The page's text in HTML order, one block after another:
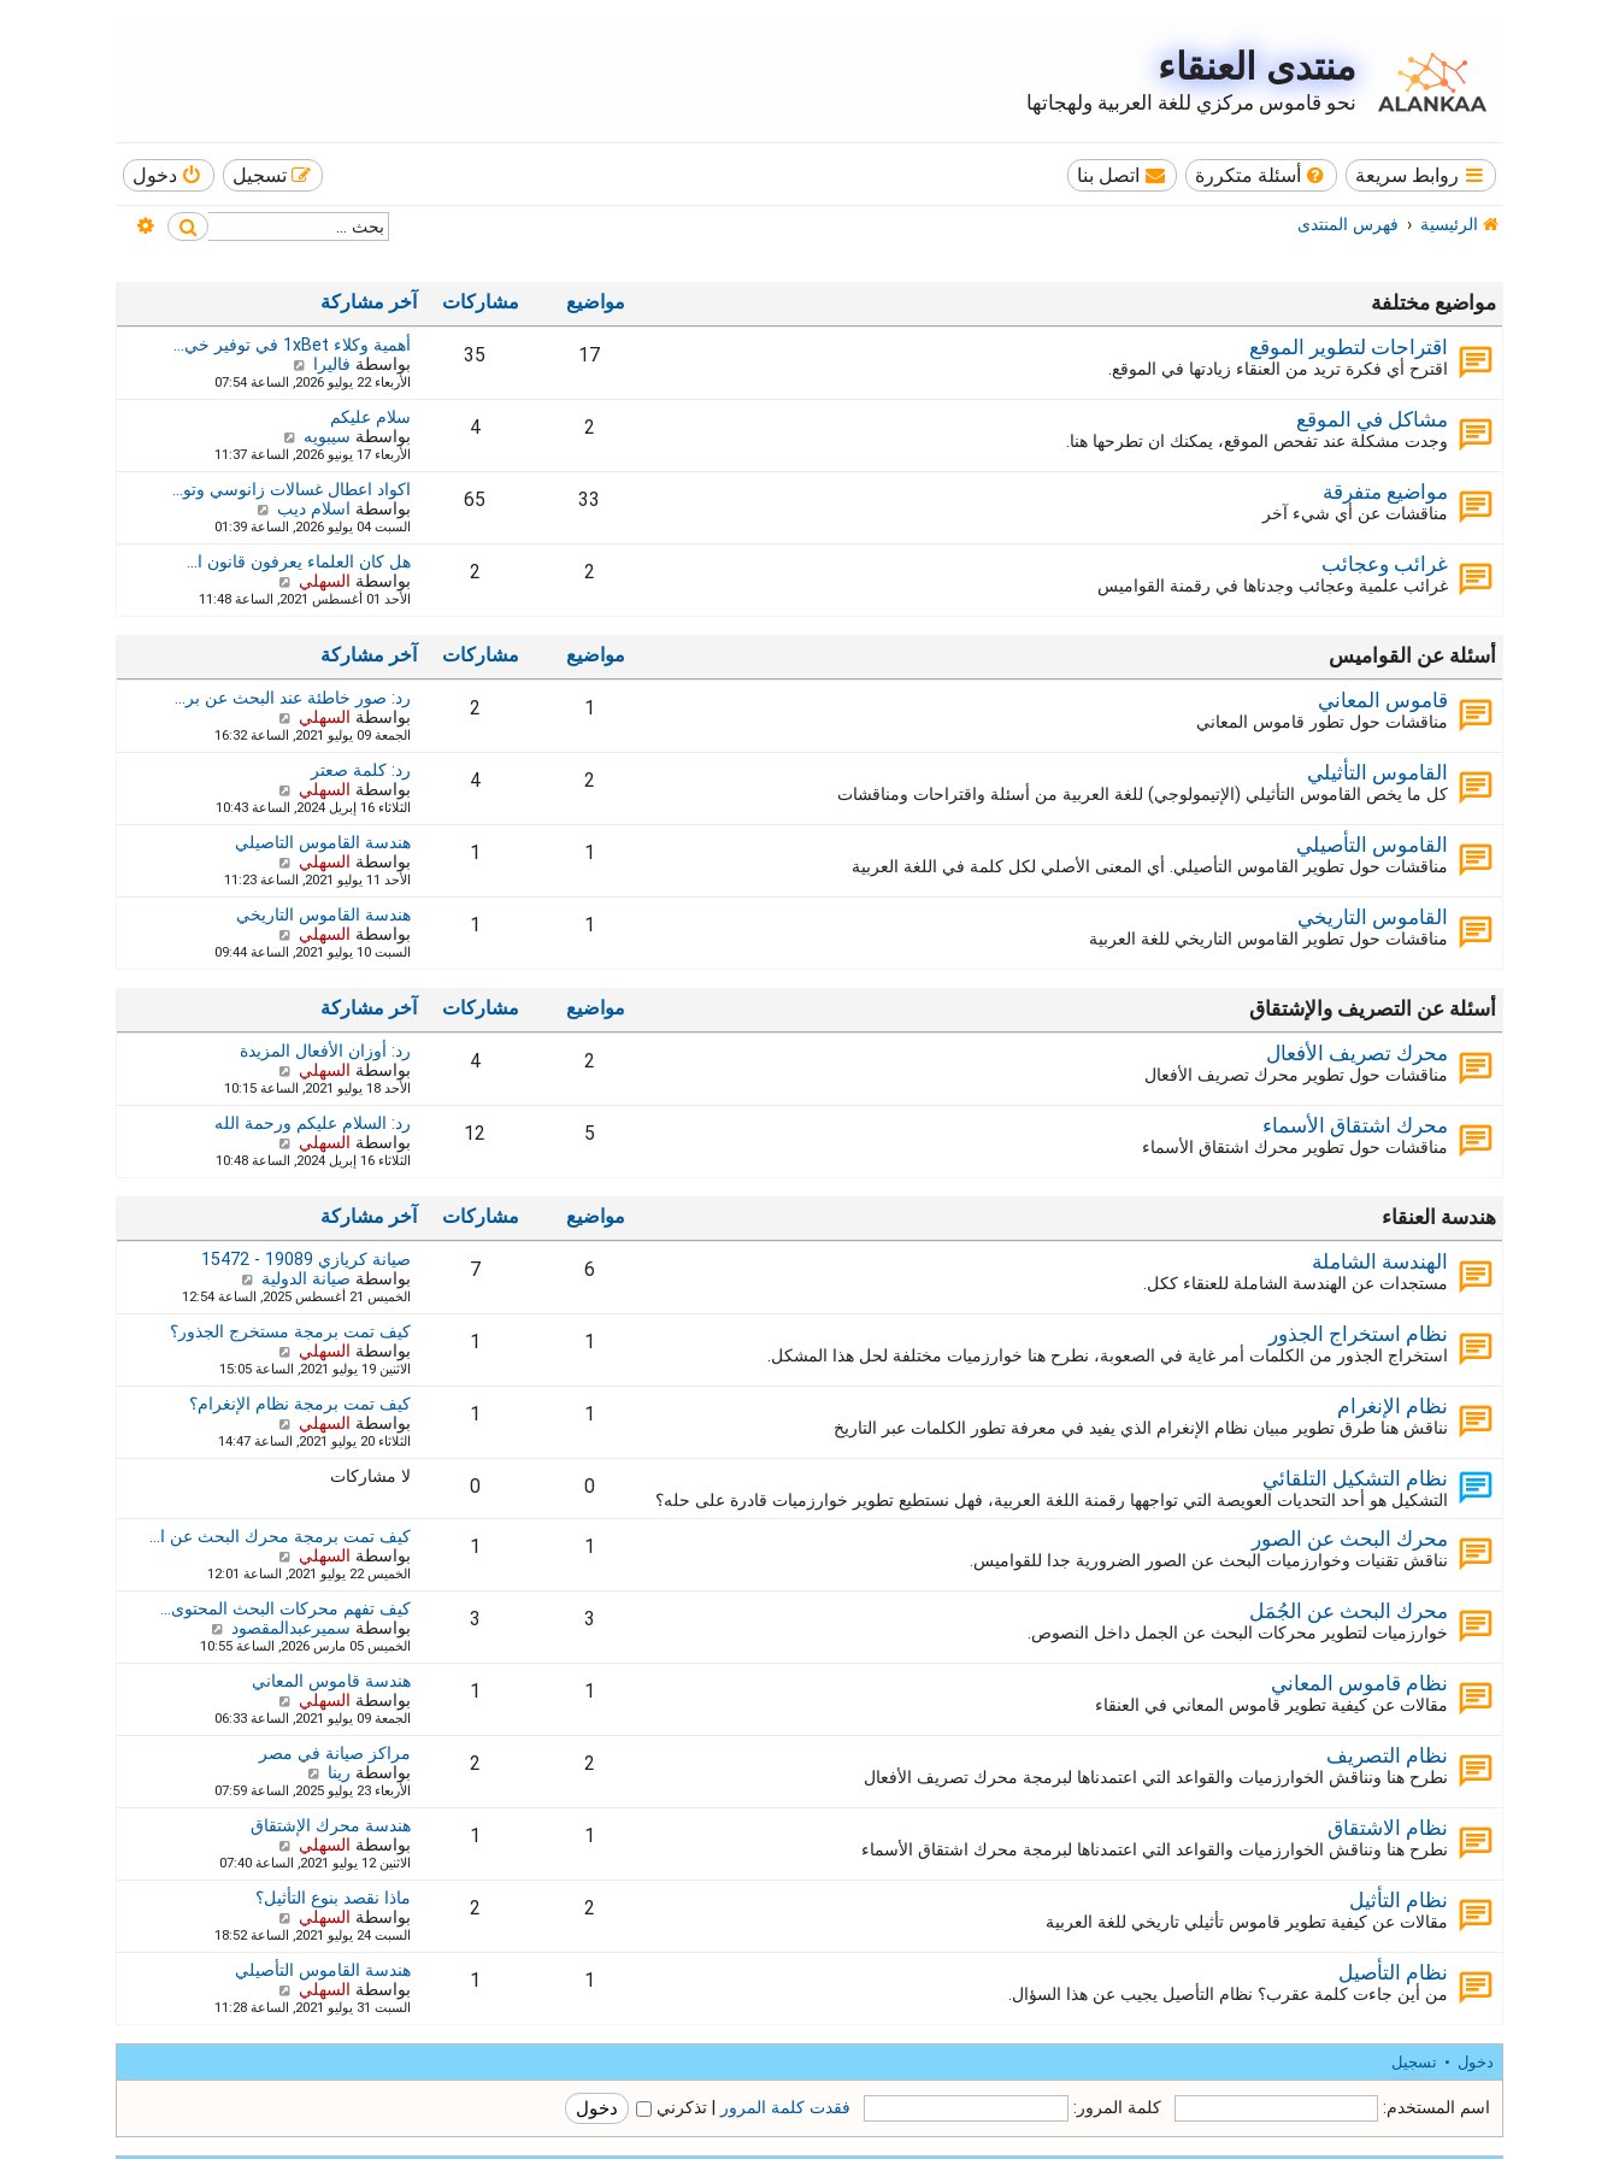
منتدى العنقاء
نحو قاموس مركزي للغة العربية ولهجاتها
روابط سريعة أسئلة متكررة اتصل بنا دخول تسجيل
الرئيسية فهرس المنتدى بحث
مواضيع مختلفة مواضيع مشاركات آخر مشاركة
اقتراحات لتطوير الموقع
اقترح أي فكرة تريد من العنقاء زيادتها في الموقع.
17
35
أهمية وكلاء 1xBet في توفير خي…
بواسطة فاليرا
ا
آ
خ
ر
ش
ر
ك
ة
الأربعاء 22 يوليو 2026, الساعة 07:54
مشاكل في الموقع
وجدت مشكلة عند تفحص الموقع، يمكنك ان تطرحها هنا.
2
4
سلام عليكم
بواسطة سيبويه
ا
د
آ
خ
ر
م
ش
الأربعاء 17 يونيو 2026, الساعة 11:37
مواضيع متفرقة
مناقشات عن أي شيء آخر
33
65
اكواد اعطال غسالات زانوسي وتو…
بواسطة اسلام ديب
ا
د
آ
خ
ا
ر
ة
السبت 04 يوليو 2026, الساعة 01:39
غرائب وعجائب
غرائب علمية وعجائب وجدناها في رقمنة القواميس
2
2
هل كان العلماء يعرفون قانون ا…
بواسطة السهلي
ا
خ
ر
ش
ة
الأحد 01 أغسطس 2021, الساعة 11:48
أسئلة عن القواميس مواضيع مشاركات آخر مشاركة
قاموس المعاني
مناقشات حول تطور قاموس المعاني
1
2
رد: صور خاطئة عند البحث عن بر…
بواسطة السهلي
ا
خ
ر
ش
ر
ة
الجمعة 09 يوليو 2021, الساعة 16:32
القاموس التأثيلي
كل ما يخص القاموس التأثيلي (الإتيمولوجي) للغة العربية من أسئلة واقتراحات ومناقشات
2
4
رد: كلمة صعتر
بواسطة السهلي
ا
ه
د
آ
خ
ر
م
ش
الثلاثاء 16 إبريل 2024, الساعة 10:43
القاموس التأصيلي
مناقشات حول تطوير القاموس التأصيلي. أي المعنى الأصلي لكل كلمة في اللغة العربية
1
1
هندسة القاموس التاصيلي
بواسطة السهلي
ا
ه
د
خ
ا
ر
ة
الأحد 11 يوليو 2021, الساعة 11:23
القاموس التاريخي
مناقشات حول تطوير القاموس التاريخي للغة العربية
1
1
هندسة القاموس التاريخي
بواسطة السهلي
ا
خ
ر
ش
ر
ة
السبت 10 يوليو 2021, الساعة 09:44
أسئلة عن التصريف والإشتقاق مواضيع مشاركات آخر مشاركة
محرك تصريف الأفعال
مناقشات حول تطوير محرك تصريف الأفعال
2
4
رد: أوزان الأفعال المزيدة
بواسطة السهلي
ا
د
خ
ا
ر
ك
ة
الأحد 18 يوليو 2021, الساعة 10:15
محرك اشتقاق الأسماء
مناقشات حول تطوير محرك اشتقاق الأسماء
5
12
رد: السلام عليكم ورحمة الله
بواسطة السهلي
ا
خ
ر
م
ش
ر
ة
الثلاثاء 16 إبريل 2024, الساعة 10:48
هندسة العنقاء مواضيع مشاركات آخر مشاركة
الهندسة الشاملة
مستجدات عن الهندسة الشاملة للعنقاء ككل.
6
7
صيانة كريازي 19089 - 15472
بواسطة صيانة الدولية
ا
د
خ
ر
م
ش
الخميس 21 أغسطس 2025, الساعة 12:54
نظام استخراج الجذور
استخراج الجذور من الكلمات أمر غاية في الصعوبة، نطرح هنا خوارزميات مختلفة لحل هذا المشكل.
1
1
كيف تمت برمجة مستخرج الجذور؟
بواسطة السهلي
ا
ه
د
خ
ر
ك
ة
الاثنين 19 يوليو 2021, الساعة 15:05
نظام الإنغرام
نناقش هنا طرق تطوير مبيان نظام الإنغرام الذي يفيد في معرفة تطور الكلمات عبر التاريخ
1
1
كيف تمت برمجة نظام الإنغرام؟
بواسطة السهلي
ا
ر
ش
ا
ر
ك
الثلاثاء 20 يوليو 2021, الساعة 14:47
نظام التشكيل التلقائي
التشكيل هو أحد التحديات العويصة التي تواجهها رقمنة اللغة العربية، فهل نستطيع تطوير خوارزميات قادرة على حله؟
0
0 لا مشاركات
محرك البحث عن الصور
نناقش تقنيات وخوارزميات البحث عن الصور الضرورية جدا للقواميس.
1
1
كيف تمت برمجة محرك البحث عن ا…
بواسطة السهلي
ا
ه
د
آ
خ
ر
ش
ر
ة
الخميس 22 يوليو 2021, الساعة 12:01
محرك البحث عن الجُمَل
خوارزميات لتطوير محركات البحث عن الجمل داخل النصوص.
3
3
كيف تفهم محركات البحث المحتوى…
بواسطة سميرعبدالمقصود
ا
الخميس 05 مارس 2026, الساعة 10:55
نظام قاموس المعاني
مقالات عن كيفية تطوير قاموس المعاني في العنقاء
1
1
هندسة قاموس المعاني
بواسطة السهلي
ا
د
خ
ر
ش
ر
ة
الجمعة 09 يوليو 2021, الساعة 06:33
نظام التصريف
نطرح هنا ونناقش الخوارزميات والقواعد التي اعتمدناها لبرمجة محرك تصريف الأفعال
2
2
مراكز صيانة في مصر
بواسطة رينا
ا
ه
د
آ
خ
ر
ش
ر
ك
ة
الأربعاء 23 يوليو 2025, الساعة 07:59
نظام الاشتقاق
نطرح هنا ونناقش الخوارزميات والقواعد التي اعتمدناها لبرمجة محرك اشتقاق الأسماء
1
1
هندسة محرك الإشتقاق
بواسطة السهلي
ا
ه
د
خ
ر
ش
ر
ة
الاثنين 12 يوليو 2021, الساعة 07:40
نظام التأثيل
مقالات عن كيفية تطوير قاموس تأثيلي تاريخي للغة العربية
2
2
ماذا نقصد بنوع التأثيل؟
بواسطة السهلي
ا
ه
د
خ
ك
ة
السبت 24 يوليو 2021, الساعة 18:52
نظام التأصيل
من أين جاءت كلمة عقرب؟ نظام التأصيل يجيب عن هذا السؤال.
1
1
هندسة القاموس التأصيلي
بواسطة السهلي
ا
د
السبت 31 يوليو 2021, الساعة 11:28
دخول • تسجيل
اسم المستخدم: كلمة المرور: فقدت كلمة المرور تذكرني